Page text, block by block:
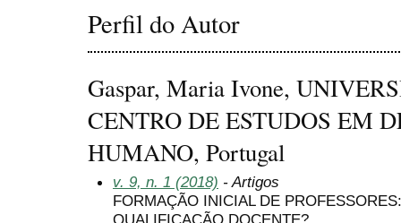
Perfil do Autor
Gaspar, Maria Ivone,
CENTRO DE ESTUDOS EM
HUMANO, Portugal
v. 9, n. 1 (2018) - Artigos
FORMAÇÃO INICIAL DE
QUALIFICAÇÃO DOCENTE?